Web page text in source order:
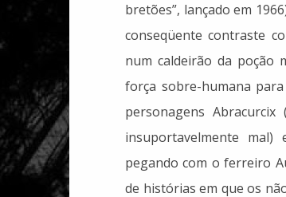
bretões”, lançado em
conseqüente contraste
num caldeirão da poção
força sobre-humana
personagens
insuportavelmente
pegando com o ferreiro
de histórias em que os